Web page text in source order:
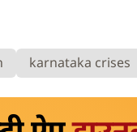
karnataka crises